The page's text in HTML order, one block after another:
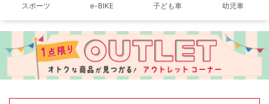
スポーツ e-BIKE 子ども車 幼児車